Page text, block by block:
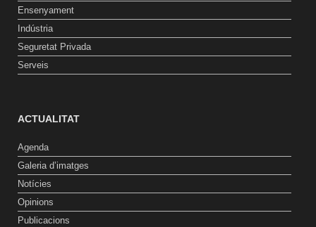
Ensenyament
Indústria
Seguretat Privada
Serveis
ACTUALITAT
Agenda
Galeria d’imatges
Notícies
Opinions
Publicacions